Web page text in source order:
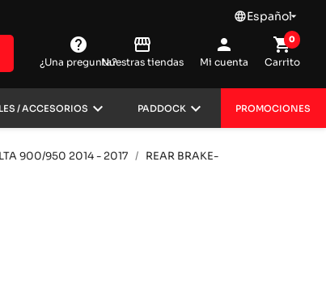
languageEspañol
help
¿Una pregunta?
storefront
Nuestras tiendas
person
Mi cuenta
shopping_cart
Carrito
0
/ ACCESORIOS keyboard_arrow_down PADDOCK keyboard_arrow_down PROMOCIONES
900/950 2014 - 2017
REAR BRAKE-